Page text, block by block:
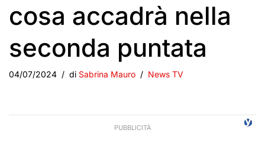
cosa accadrà nella
seconda puntata
04/07/2024 di Sabrina Mauro News TV